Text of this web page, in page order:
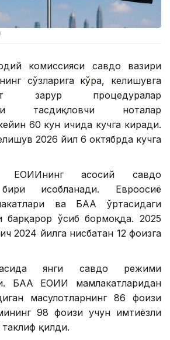
комиссияси савдо вазири
сўзларига кўра, келишувга
зарур процедуралар
тасдиқловчи ноталар
60 кун ичида кучга киради.
2026 йил 6 октябрда кучга
асосий савдо
ҳисобланади. Евроосиё
ва БАА ўртасидаги
барқарор ўсиб бормоқда. 2025
2024 йилга нисбатан 12 фоизга
янги савдо режими
БАА ЕОИИ мамлакатларидан
маҳсулотларнинг 86 фоизи
98 фоизи учун имтиёзли
қилди.